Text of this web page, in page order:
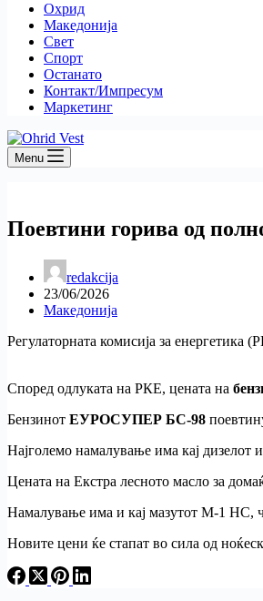
Охрид
Македонија
Свет
Спорт
Останато
Контакт/Импресум
Маркетинг
Menu
Поевтини горива од
redakcija
23/06/2026
Македонија
Регулаторната комисија за енергетика
Според одлуката на РКЕ, цената на
Бензинот ЕУРОСУПЕР БС-98
Најголемо намалување има кај дизелот
Цената на Екстра лесното масло за
Намалување има и кај мазутот М-1 НС,
Новите цени ќе стапат во сила од